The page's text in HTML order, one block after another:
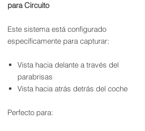
para Circuito
Este sistema está configurado
específicamente para capturar:
Vista hacia delante a través del
parabrisas
Vista hacia atrás detrás del coche
Perfecto para: